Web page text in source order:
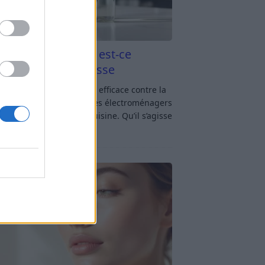
blanc et four est-ce
contre la graisse
blanc et four : est-ce efficace contre la
? Le four fait partie des électroménagers
sollicités dans une cuisine. Qu’il s’agisse